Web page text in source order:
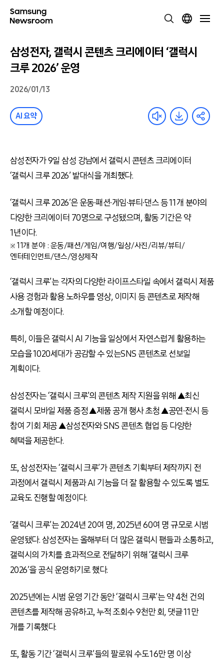
삼성전자, 갤럭시 콘텐츠 크리에이터 ‘갤럭시
크루 2026’ 운영
2026/01/13
AI 요약
삼성전자가 9일 삼성 강남에서 갤럭시 콘텐츠 크리에이터
‘갤럭시 크루 2026’ 발대식을 개최했다.
‘갤럭시 크루 2026’은 운동∙패션∙게임∙뷰티∙댄스 등 11개 분야의
다양한 크리에이터 70명으로 구성됐으며, 활동 기간은 약
1년이다.
※ 11개 분야 : 운동/패션/게임/여행/일상/사진/리뷰/뷰티/
엔터테인먼트/댄스/영상제작
‘갤럭시 크루’는 각자의 다양한 라이프스타일 속에서 갤럭시 제품
사용 경험과 활용 노하우를 영상, 이미지 등 콘텐츠로 제작해
소개할 예정이다.
특히, 이들은 갤럭시 AI 기능을 일상에서 자연스럽게 활용하는
모습을 1020세대가 공감할 수 있는SNS 콘텐츠로 선보일
계획이다.
삼성전자는 ‘갤럭시 크루’의 콘텐츠 제작 지원을 위해 ▲최신
갤럭시 모바일 제품 증정 ▲제품 공개 행사 초청 ▲공연∙전시 등
참여 기회 제공 ▲삼성전자와 SNS 콘텐츠 협업 등 다양한
혜택을 제공한다.
또, 삼성전자는 ‘갤럭시 크루’가 콘텐츠 기획부터 제작까지 전
과정에서 갤럭시 제품과 AI 기능을 더 잘 활용할 수 있도록 별도
교육도 진행할 예정이다.
‘갤럭시 크루’는 2024년 20여 명, 2025년 60여 명 규모로 시범
운영됐다. 삼성전자는 올해부터 더 많은 갤럭시 팬들과 소통하고,
갤럭시의 가치를 효과적으로 전달하기 위해 ‘갤럭시 크루
2026’을 공식 운영하기로 했다.
2025년에는 시범 운영 기간 동안 ‘갤럭시 크루’는 약 4천 건의
콘텐츠를 제작해 공유하고, 누적 조회수 9천만 회, 댓글 11만
개를 기록했다.
또, 활동 기간 ‘갤럭시 크루’들의 팔로워 수도 16만 명 이상